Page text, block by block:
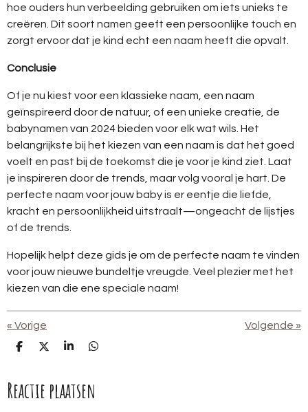
hoe ouders hun verbeelding gebruiken om iets unieks te
creëren. Dit soort namen geeft een persoonlijke touch en
zorgt ervoor dat je kind echt een naam heeft die opvalt.
Conclusie
Of je nu kiest voor een klassieke naam, een naam
geïnspireerd door de natuur, of een unieke creatie, de
babynamen van 2024 bieden voor elk wat wils. Het
belangrijkste bij het kiezen van een naam is dat het goed
voelt en past bij de toekomst die je voor je kind ziet. Laat
je inspireren door de trends, maar volg vooral je hart. De
perfecte naam voor jouw baby is er eentje die liefde,
kracht en persoonlijkheid uitstraalt—ongeacht de lijstjes
of de trends.
Hopelijk helpt deze gids je om de perfecte naam te vinden
voor jouw nieuwe bundeltje vreugde. Veel plezier met het
kiezen van die ene speciale naam!
« Vorige Volgende »
D
e
n
D
l
S
r
e
D
e
n
Reactie plaatsen